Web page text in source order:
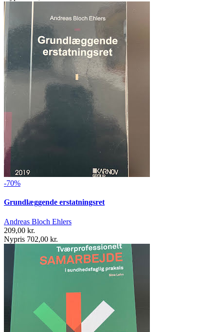
-70%
Grundlæggende erstatningsret
Andreas Bloch Ehlers
209,00 kr.
Nypris 702,00 kr.